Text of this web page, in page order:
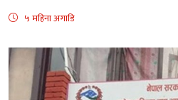
५ महिना अगाडि